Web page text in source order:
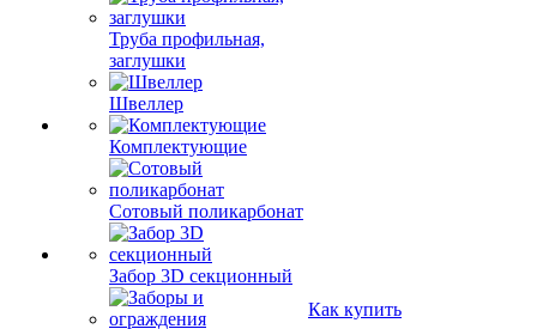
Труба профильная,
заглушки
Швеллер
Комплектующие
Сотовый поликарбонат
Забор 3D секционный
Как купить